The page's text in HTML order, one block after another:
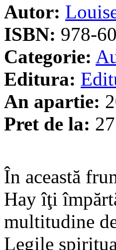
Autor:
ISBN: 978-
Categorie:
Editura:
An apartie:
Pret de la: 27
În această
Hay îţi
multitudine
Legile